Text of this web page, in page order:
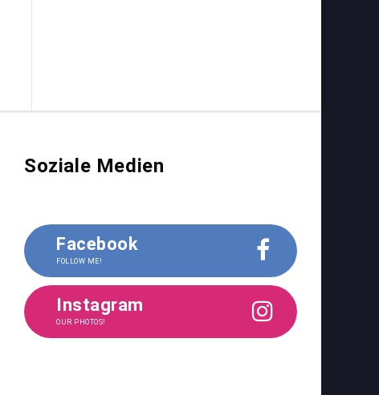
Soziale Medien
Facebook
FOLLOW ME!
Instagram
OUR PHOTOS!